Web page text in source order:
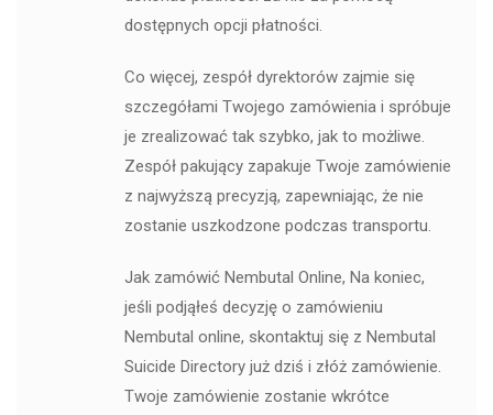
dostępnych opcji płatności.
Co więcej, zespół dyrektorów zajmie się
szczegółami Twojego zamówienia i spróbuje
je zrealizować tak szybko, jak to możliwe.
Zespół pakujący zapakuje Twoje zamówienie
z najwyższą precyzją, zapewniając, że nie
zostanie uszkodzone podczas transportu.
Jak zamówić Nembutal Online, Na koniec,
jeśli podjąłeś decyzję o zamówieniu
Nembutal online, skontaktuj się z Nembutal
Suicide Directory już dziś i złóż zamówienie.
Twoje zamówienie zostanie wkrótce